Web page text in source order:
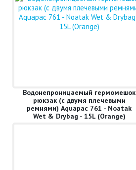
Водонепроницаемый гермомешок
рюкзак (с двумя плечевыми
ремнями) Aquapac 761 - Noatak
Wet & Drybag - 15L (Orange)